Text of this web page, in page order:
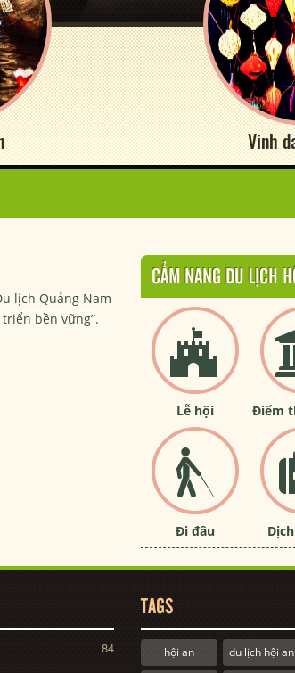
Vinh
lịch Quảng Nam
bền vững”.
CẨM NANG DU LỊCH
Lễ hội Điểm
Đi đâu
84
TAGS
hội an du lịch hội an